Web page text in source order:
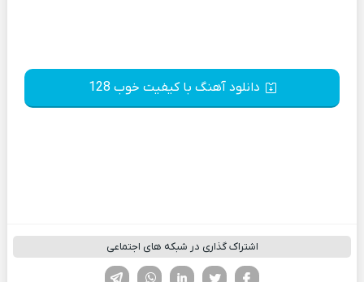
دانلود آهنگ با کیفیت خوب 128
اشتراک گذاری در شبکه های اجتماعی
لینکدین تویتر
فیسوک